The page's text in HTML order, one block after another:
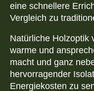
eine schnellere
Vergleich zu
Natürliche Holzoptik
warme und
macht und ganz
hervorragender
Energiekosten zu